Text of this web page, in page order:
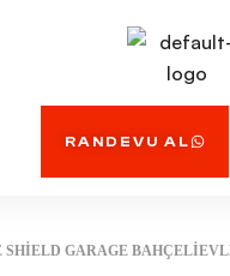
RANDEVU AL
SHIELD GARAGE